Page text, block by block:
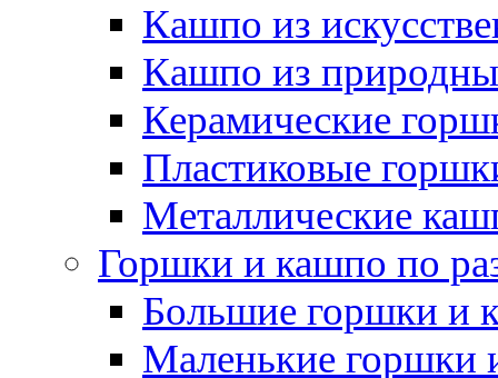
Кашпо из
Кашпо из
Керамические
Пластиковые
Металлические
Горшки и кашпо по
Большие горшки и
Маленькие горшки